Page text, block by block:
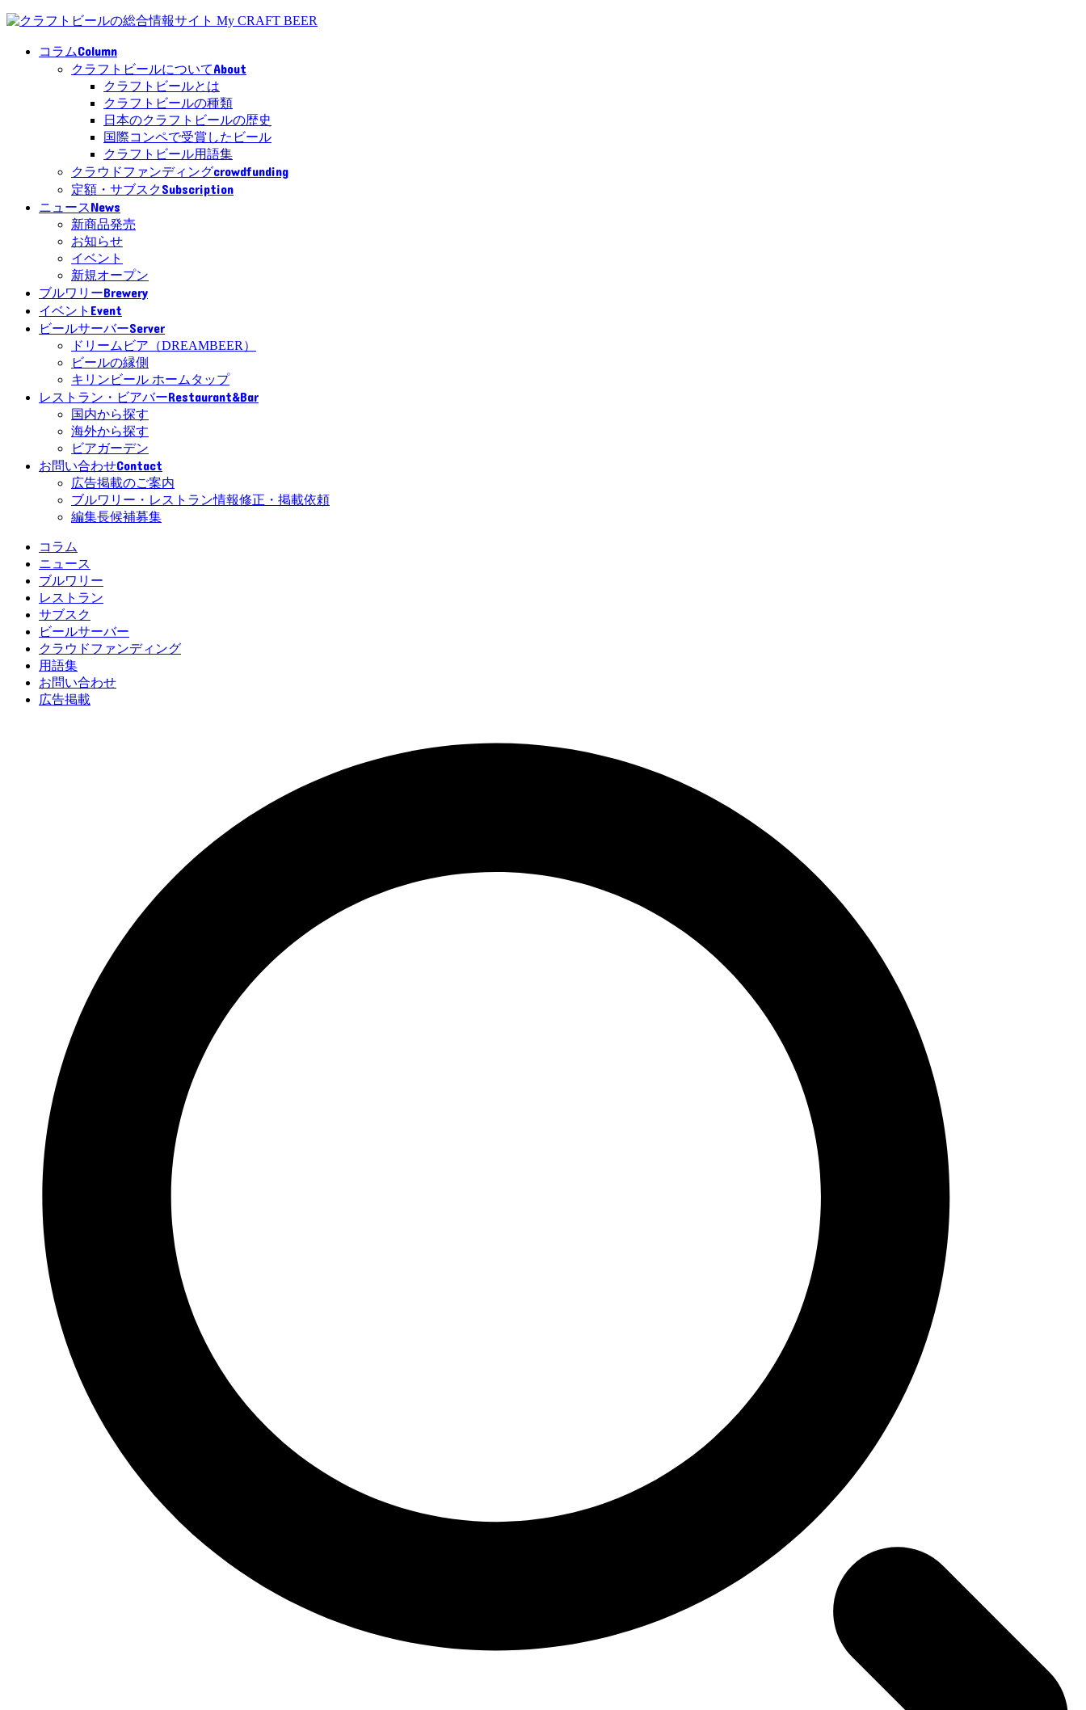
コラムColumn
クラフトビールについてAbout
クラフトビールとは
クラフトビールの種類
日本のクラフトビールの歴史
国際コンペで受賞したビール
クラフトビール用語集
クラウドファンディングcrowdfunding
定額・サブスクSubscription
ニュースNews
新商品発売
お知らせ
イベント
新規オープン
ブルワリーBrewery
イベント Event
ビールサーバーServer
ドリームビア（DREAMBEER）
ビールの縁側
キリンビール ホームタップ
レストラン・ビアバーRestaurant&Bar
国内から探す
海外から探す
ビアガーデン
お問い合わせContact
広告掲載のご案内
ブルワリー・レストラン情報修正・掲載依頼
編集長候補募集
コラム
ニュース
ブルワリー
レストラン
サブスク
ビールサーバー
クラウドファンディング
用語集
お問い合わせ
広告掲載